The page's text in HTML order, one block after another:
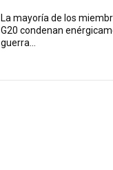
La mayoría de los
G20 condenan
guerra...